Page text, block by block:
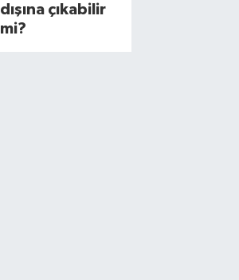
dışına çıkabilir
mi?